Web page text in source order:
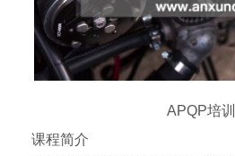
APQP培训
课程简介